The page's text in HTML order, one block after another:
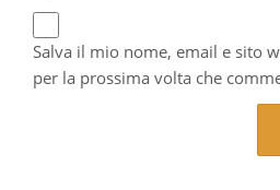
Salva il mio nome, email e sito
per la prossima volta che